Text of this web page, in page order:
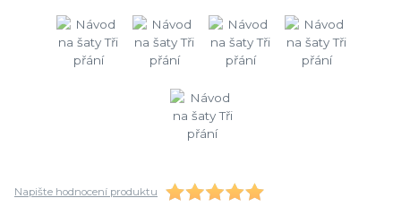
Napište hodnocení produktu